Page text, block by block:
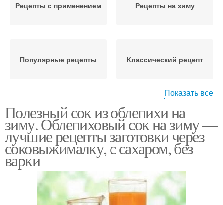
Рецепты с применением Рецепты на зиму
Популярные рецепты Классический рецепт
Рецепты с облепихой
условиях
Американский рецепт
Показать все
Полезный сок из облепихи на
зиму. Облепиховый сок на зиму —
лучшие рецепты заготовки через
соковыжималку, с сахаром, без
варки